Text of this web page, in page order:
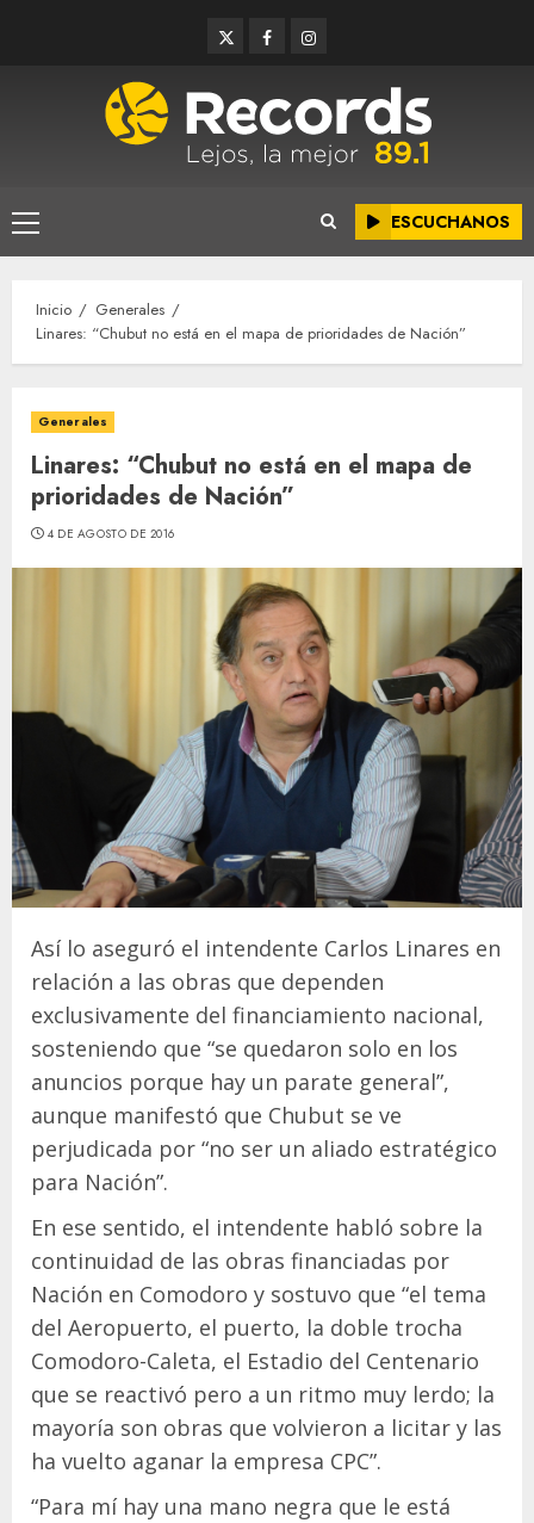
TwitterFacebookInstagram
Menú
principal
ESCUCHANOS
Inicio
Generales
Linares: “Chubut no está en el mapa de prioridades de Nación”
Generales
Linares: “Chubut no está en el mapa de
prioridades de Nación”
4 DE AGOSTO DE 2016
Así lo aseguró el intendente Carlos Linares en
relación a las obras que dependen
exclusivamente del financiamiento nacional,
sosteniendo que “se quedaron solo en los
anuncios porque hay un parate general”,
aunque manifestó que Chubut se ve
perjudicada por “no ser un aliado estratégico
para Nación”.
En ese sentido, el intendente habló sobre la
continuidad de las obras financiadas por
Nación en Comodoro y sostuvo que “el tema
del Aeropuerto, el puerto, la doble trocha
Comodoro-Caleta, el Estadio del Centenario
que se reactivó pero a un ritmo muy lerdo; la
mayoría son obras que volvieron a licitar y las
ha vuelto aganar la empresa CPC”.
“Para mí hay una mano negra que le está